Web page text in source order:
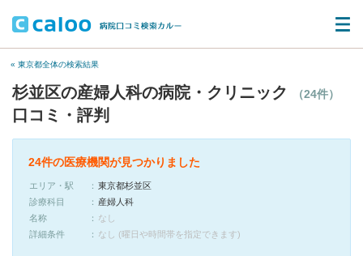
« 東京都全体の検索結果
杉並区の産婦人科の病院・クリニック （24件）
口コミ・評判
24件の医療機関が見つかりました
エリア・駅
東京都杉並区
診療科目
産婦人科
名称
なし
詳細条件
なし (曜日や時間帯を指定できます)